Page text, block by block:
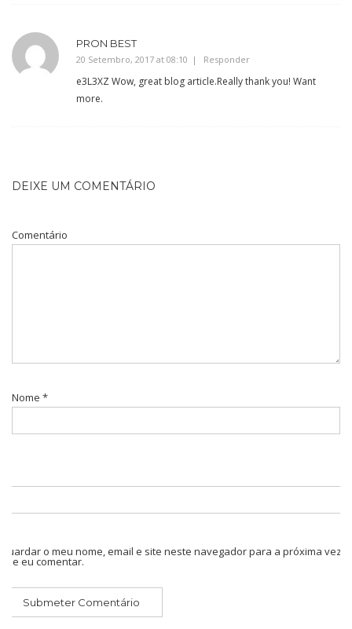
PRON BEST
20 Setembro, 2017 at 08:10 Responder
e3L3XZ Wow, great blog article.Really thank you! Want
more.
DEIXE UM COMENTÁRIO
Comentário
Nome *
Guardar o meu nome, email e site neste navegador para a próxima vez
que eu comentar.